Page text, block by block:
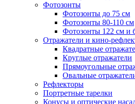
Фотозонты
Фотозонты до 75 см
Фотозонты 80-110 см
Фотозонты 122 см и
Отражатели и кино-
Квадратные
Круглые отражатели
Прямоугольные
Овальные
Рефлекторы
Портретные тарелки
Конусы и оптические